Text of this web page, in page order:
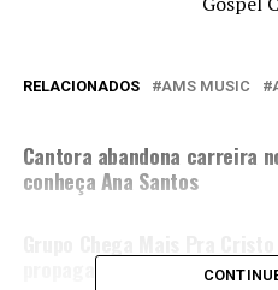
RELACIONADOS AMS MUSIC
Cantora abandona carreira
conheça Ana Santos
propagar o Evangelho